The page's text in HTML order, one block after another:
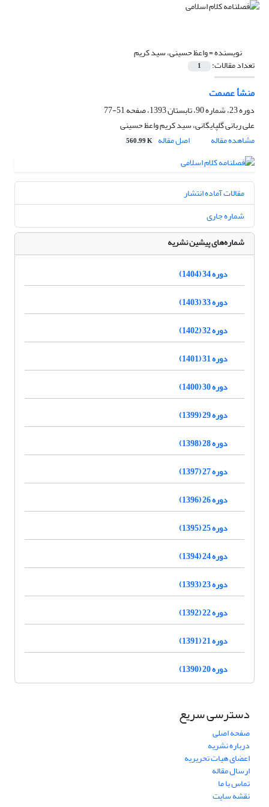
نویسنده =واعظ حسینی، سید کریم
تعداد مقالات: 1
منشأ عصمت
دوره 23، شماره 90، تابستان 1393، صفحه
51-77
علی ربانی گلپایگانی، سید کریم واعظ حسینی
مشاهده مقاله
اصل مقاله 560.99 K
مقالات آماده انتشار
شماره جاری
شماره‌های پیشین نشریه
دوره 34 (1404)
دوره 33 (1403)
دوره 32 (1402)
دوره 31 (1401)
دوره 30 (1400)
دوره 29 (1399)
دوره 28 (1398)
دوره 27 (1397)
دوره 26 (1396)
دوره 25 (1395)
دوره 24 (1394)
دوره 23 (1393)
دوره 22 (1392)
دوره 21 (1391)
دوره 20 (1390)
دسترسی سریع
صفحه اصلی
درباره نشریه
اعضای هیات تحریریه
ارسال مقاله
تماس با ما
نقشه سایت